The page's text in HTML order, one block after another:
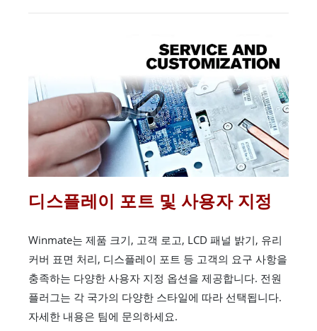
디스플레이 포트 및 사용자 지정
Winmate는 제품 크기, 고객 로고, LCD 패널 밝기, 유리
커버 표면 처리, 디스플레이 포트 등 고객의 요구 사항을
충족하는 다양한 사용자 지정 옵션을 제공합니다. 전원
플러그는 각 국가의 다양한 스타일에 따라 선택됩니다.
자세한 내용은 팀에 문의하세요.